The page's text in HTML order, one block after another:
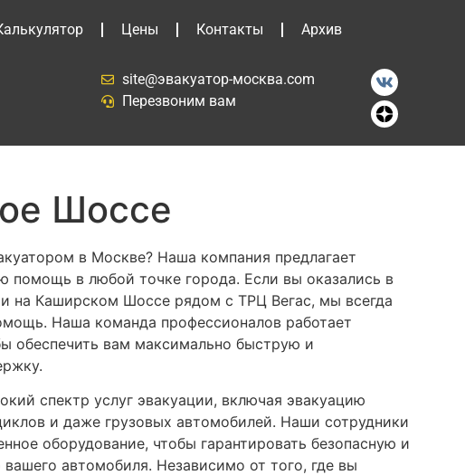
Цены Контакты Архив
site@эвакуатор-москва.com
Перезвоним вам
Шоссе
в Москве? Наша компания предлагает
помощь в любой точке города. Если вы оказались в
на Каширском Шоссе рядом с ТРЦ Вегас, мы всегда
Наша команда профессионалов работает
обеспечить вам максимально быструю и
спектр услуг эвакуации, включая эвакуацию
и даже грузовых автомобилей. Наши сотрудники
оборудование, чтобы гарантировать безопасную и
автомобиля. Независимо от того, где вы